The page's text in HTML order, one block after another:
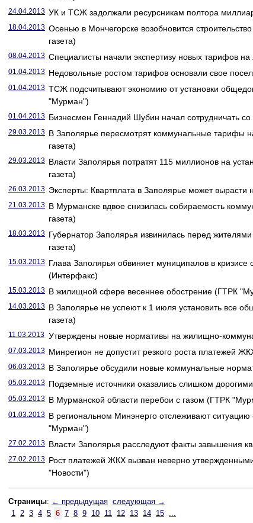
24.04.2013 УК и ТСЖ задолжали ресурсникам полтора
18.04.2013 Осенью в Мончегорске возобновится
газета)
08.04.2013 Специалисты начали экспертизу новых тарифов на
01.04.2013 Недовольные ростом тарифов основали свое
01.04.2013 ТСЖ подсчитывают экономию от установки
"Мурман")
01.04.2013 Бизнесмен Геннадий Шубин начал сотрудничать со
29.03.2013 В Заполярье пересмотрят коммунальные тарифы
газета)
29.03.2013 Власти Заполярья потратят 115 миллионов на
газета)
26.03.2013 Эксперты: Квартплата в Заполярье может вырасти
21.03.2013 В Мурманске вдвое снизилась собираемость
газета)
18.03.2013 Губернатор Заполярья извинилась перед
газета)
15.03.2013 Глава Заполярья обвиняет муниципалов в
(Интерфакс)
15.03.2013 В жилищной сфере весеннее обострение (ГТРК
14.03.2013 В Заполярье не успеют к 1 июля установить все
газета)
11.03.2013 Утверждены новые нормативы на жилищно-
07.03.2013 Минрегион не допустит резкого роста платежей
06.03.2013 В Заполярье обсудили новые коммунальные
05.03.2013 Подземные источники оказались слишком
05.03.2013 В Мурманской области перебои с газом (ГТРК
01.03.2013 В региональном Минэнерго отслеживают
"Мурман")
27.02.2013 Власти Заполярья расследуют факты завышения
27.02.2013 Рост платежей ЖКХ вызван неверно
"Новости")
Страницы: ← предыдущая следующая →
1 2 3 4 5 6 7 8 9 10 11 12 13 14 15 ...